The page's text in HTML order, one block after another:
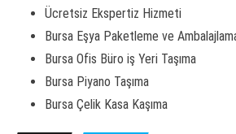
Ücretsiz Ekspertiz Hizmeti
Bursa Eşya Paketleme ve
Bursa Ofis Büro iş Yeri Taşıma
Bursa Piyano Taşıma
Bursa Çelik Kasa Kaşıma